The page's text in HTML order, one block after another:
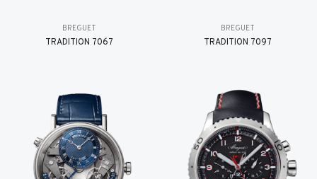
BREGUET
TRADITION 7067
BREGUET
TRADITION 7097